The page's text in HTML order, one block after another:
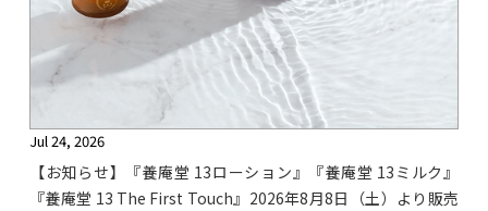
Jul 24, 2026
【お知らせ】『養庵堂 13ローション』『養庵堂 13ミルク』
『養庵堂 13 The First Touch』2026年8月8日（土）より販売